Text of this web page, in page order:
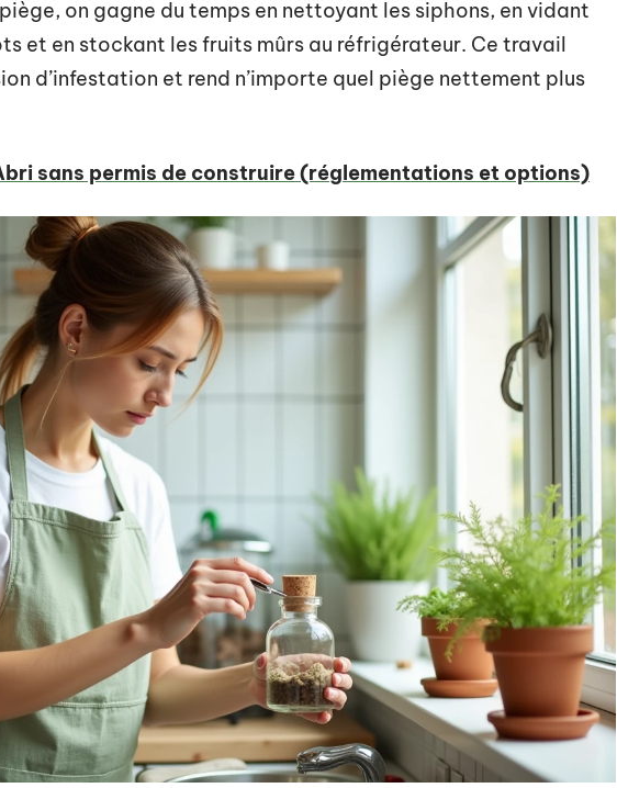
on gagne du temps en nettoyant les siphons, en vidant
et en stockant les fruits mûrs au réfrigérateur. Ce travail
d’infestation et rend n’importe quel piège nettement plus
sans permis de construire (réglementations et options)